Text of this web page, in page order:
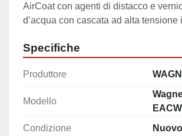
AirCoat con agenti di distacco e
d’acqua con cascata ad alta tensione
Specifiche
Produttore
Modello
EACW
Condizione
Nuovo